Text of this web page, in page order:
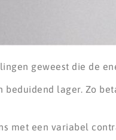
geweest die de
lager. Zo
met een variabel